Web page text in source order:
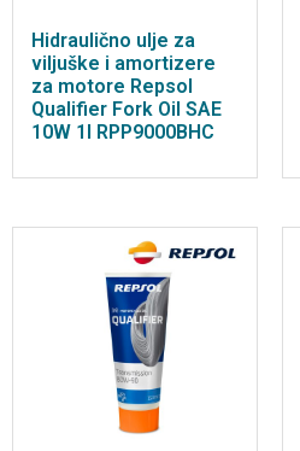
Hidraulično ulje za
viljuške i amortizere
za motore Repsol
Qualifier Fork Oil SAE
10W 1l RPP9000BHC